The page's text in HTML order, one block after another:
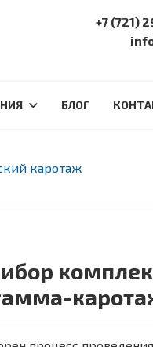
+7 (721)
БЛОГ
каротаж